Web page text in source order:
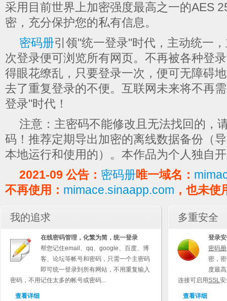
采用目前世界上加密强度最高之一的AES
密，充分保护您的私有信息。
密码册引领"统一登录"时代，主动统一
次登录便可浏览所有网页。不再被各种登
得眼花缭乱，只要登录一次，便可无障碍
去了重复登录的不便。互联网未来将不再
登录"时代！
注意：主密码不能修改且无法找回的，
码！推荐定期导出加密的离线数据备份（
本地运行和使用的）。本作品为个人独自
2021-09 公告： 密码册唯一域名：
不再使用： mimace.sinaapp.com ，也未
我的追求
在线密码管理，化繁为简，统一登录
帮您记住email、qq、google、百度、博
客、论坛等帐号和密码，只需一个主密码
即可统一登录到所有网站，不用重复输入
密码，不用记住太多的帐号或密码...
查看详细
多重安全
登录
密码册
密，
度最
连接可启用SSL安
查看详细